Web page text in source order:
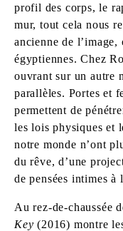
profil des corps, le
mur, tout cela nous
ancienne de
égyptiennes. Chez
ouvrant sur un autre
parallèles. Portes et
permettent de
les lois physiques et
notre monde n’ont
du rêve, d’une
de pensées intimes
Au rez-de-chaussée
Key (2016) montre